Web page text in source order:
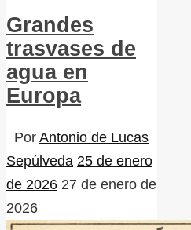
Grandes
trasvases de
agua en
Europa
Por Antonio de Lucas
Sepúlveda 25 de enero
de 2026 27 de enero de
2026